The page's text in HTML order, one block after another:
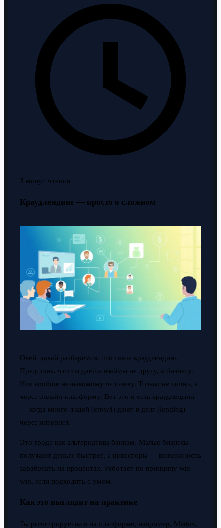
3 минут чтения
Краудлендинг — просто о сложном
Окей, давай разберёмся, что такое краудлендинг.
Представь, что ты даёшь взаймы не другу, а бизнесу.
Или вообще незнакомому человеку. Только не лично, а
через онлайн-платформу. Вот это и есть краудлендинг
— когда много людей (crowd) дают в долг (lending)
через интернет.
Это вроде как альтернатива банкам. Малые бизнесы
получают деньги быстрее, а инвесторы — возможность
заработать на процентах. Работает по принципу win-
win, если подходить с умом.
Как это выглядит на практике
Ты регистрируешься на платформе, например, Mintos,